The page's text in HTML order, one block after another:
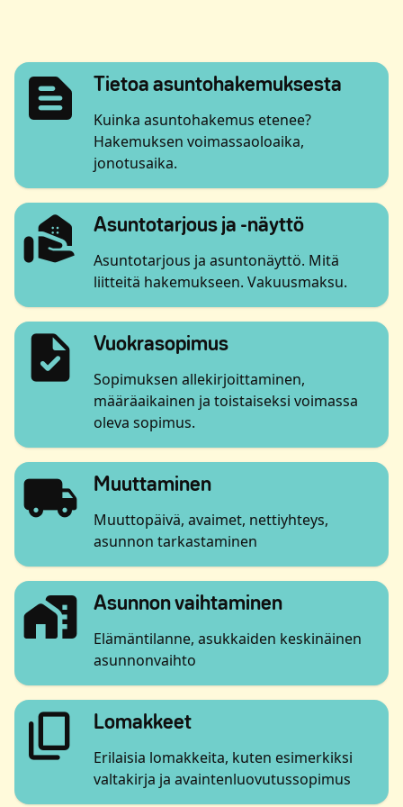
text_snippet Tietoa asuntohakemuksesta
Kuinka asuntohakemus etenee?
Hakemuksen voimassaoloaika,
jonotusaika.
real_estate_agent Asuntotarjous ja -näyttöAvautuu
Asuntotarjous ja asuntonäyttö. Mitä
liitteitä hakemukseen. Vakuusmaksu.
task VuokrasopimusAvautuu uuteen
Sopimuksen allekirjoittaminen,
määräaikainen ja toistaiseksi voimassa
oleva sopimus.
local_shipping MuuttaminenAvautuu uuteen
Muuttopäivä, avaimet, nettiyhteys,
asunnon tarkastaminen
maps_home_work Asunnon vaihtaminenAvautuu
Elämäntilanne, asukkaiden keskinäinen
asunnonvaihto
content_copy LomakkeetAvautuu uuteen
Erilaisia lomakkeita, kuten esimerkiksi
valtakirja ja avaintenluovutussopimus